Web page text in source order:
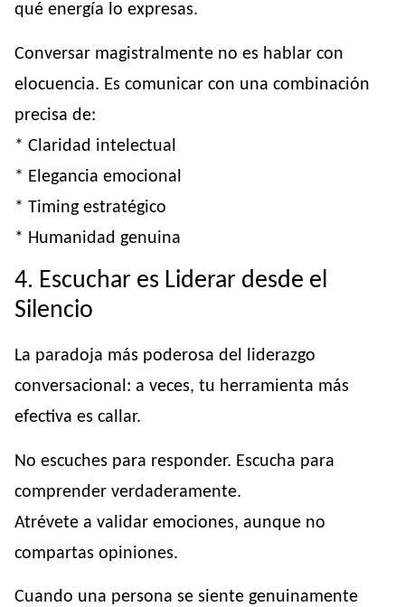
qué energía lo expresas.
Conversar magistralmente no es hablar con
elocuencia. Es comunicar con una combinación
precisa de:
* Claridad intelectual
* Elegancia emocional
* Timing estratégico
* Humanidad genuina
4. Escuchar es Liderar desde el
Silencio
La paradoja más poderosa del liderazgo
conversacional: a veces, tu herramienta más
efectiva es callar.
No escuches para responder. Escucha para
comprender verdaderamente.
Atrévete a validar emociones, aunque no
compartas opiniones.
Cuando una persona se siente genuinamente